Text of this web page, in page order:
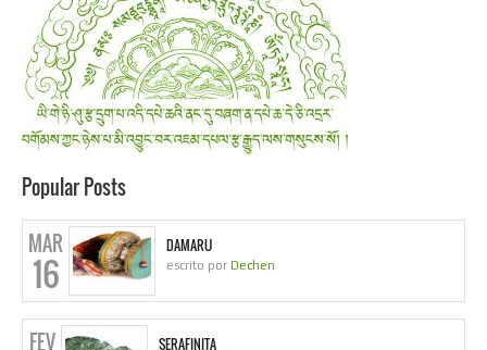
Popular Posts
MAR
16
DAMARU
escrito por Dechen
FEV SERAFINITA